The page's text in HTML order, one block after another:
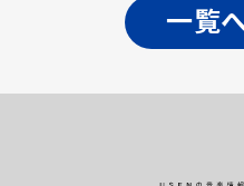
一覧